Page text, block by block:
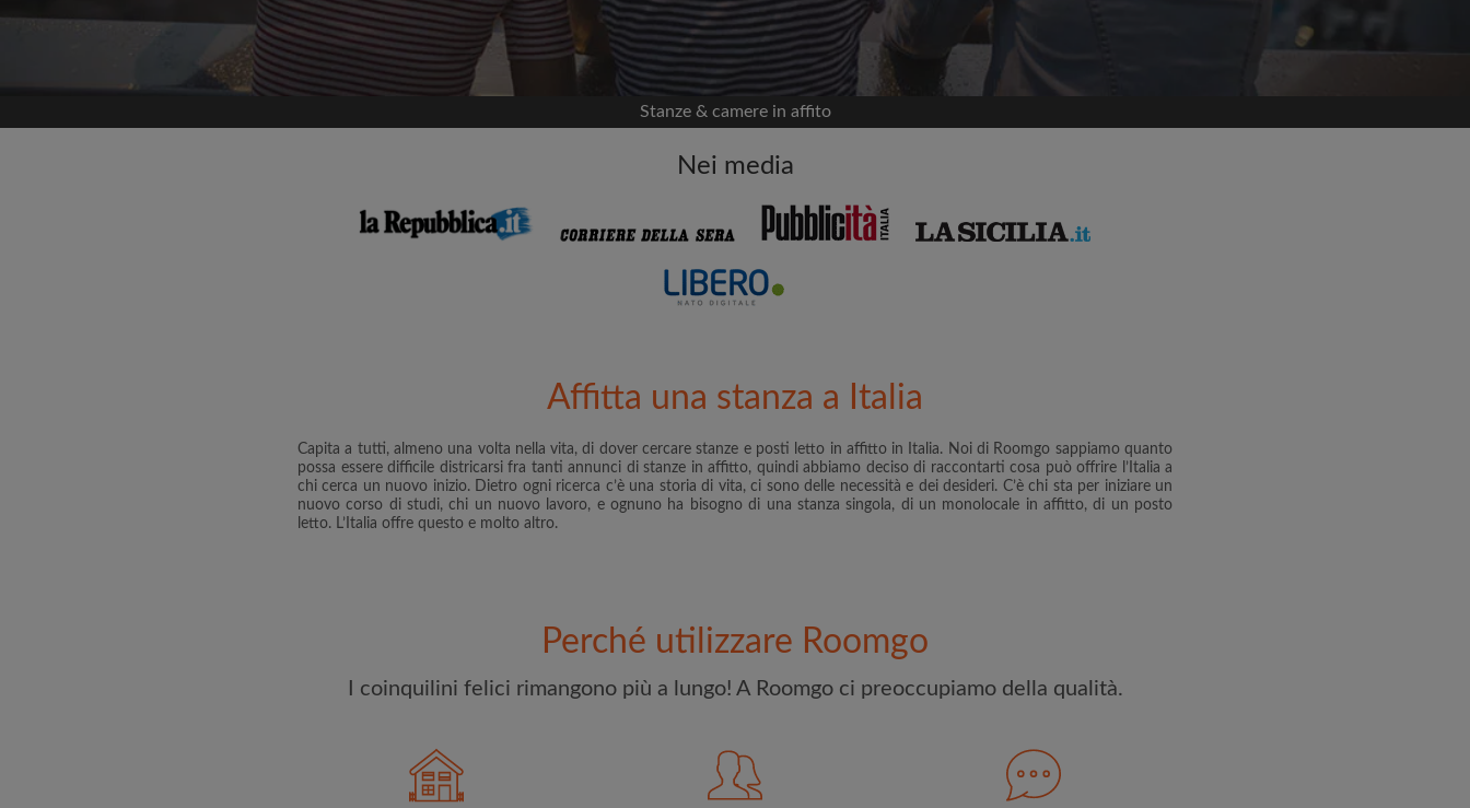
Trova il tuo appartamento
condiviso
Salva le tue ricerche
Ricevi aggiornamenti via email per gli ultimi
Ho letto, compreso e accettato
riconoscere il Politica sulla Riservatezza
CREA PROFILO
Con l'adesione a Roomgo riceverai offerte esclusive e
Stanze & camere in affito
Nei media
Affitta una stanza a Italia
Capita a tutti, almeno una volta nella vita, di dover cercare stanze e posti letto in affitto in Italia. Noi di Roomgo sappiamo quanto
possa essere difficile districarsi fra tanti annunci di stanze in affitto, quindi abbiamo deciso di raccontarti cosa può offrire l’Italia a
chi cerca un nuovo inizio. Dietro ogni ricerca c’è una storia di vita, ci sono delle necessità e dei desideri. C’è chi sta per iniziare un
nuovo corso di studi, chi un nuovo lavoro, e ognuno ha bisogno di una stanza singola, di un monolocale in affitto, di un posto
letto. L’Italia offre questo e molto altro.
Perché utilizzare Roomgo
I coinquilini felici rimangono più a lungo! A Roomgo ci preoccupiamo della qualità.